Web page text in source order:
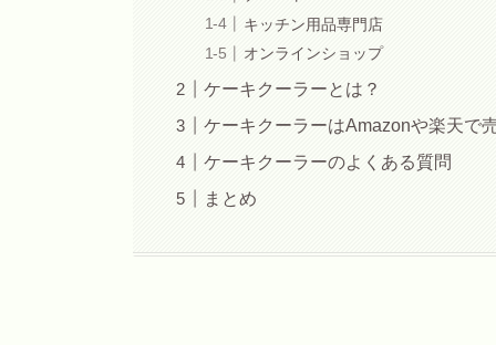
キッチン用品専門店
オンラインショップ
ケーキクーラーとは？
ケーキクーラーはAmazonや楽天で
ケーキクーラーのよくある質問
まとめ